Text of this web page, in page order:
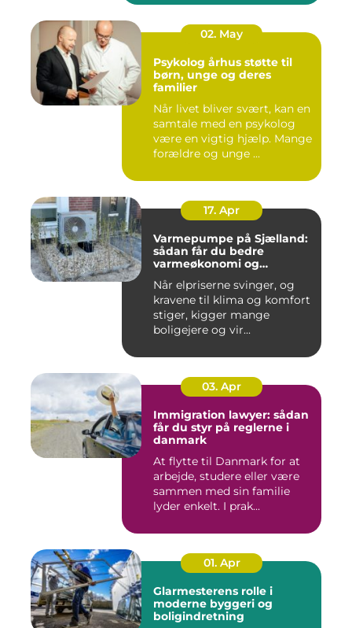
02. May
Psykolog århus støtte til
børn, unge og deres
familier
Når livet bliver svært, kan en
samtale med en psykolog
være en vigtig hjælp. Mange
forældre og unge ...
17. Apr
Varmepumpe på Sjælland:
sådan får du bedre
varmeøkonomi og
Når elpriserne svinger, og
kravene til klima og komfort
stiger, kigger mange
boligejere og vir...
03. Apr
Immigration lawyer: sådan
får du styr på reglerne i
danmark
At flytte til Danmark for at
arbejde, studere eller være
sammen med sin familie
lyder enkelt. I prak...
01. Apr
Glarmesterens rolle i
moderne byggeri og
boligindretning